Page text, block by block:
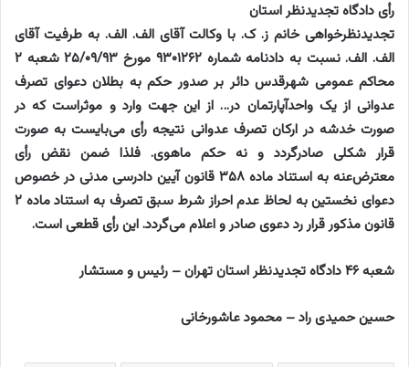
رأی دادگاه تجدیدنظر استان
تجدیدنظرخواهی خانم ز. ک. با وکالت آقای الف. الف. به طرفیت آقای
الف. الف. نسبت به دادنامه شماره ۹۳۰۱۲۶۲ مورخ ۲۵/۰۹/۹۳ شعبه ۲
محاکم عمومی شهرقدس دائر بر صدور حکم به بطلان دعوای تصرف
عدوانی از یک واحدآپارتمان در… از این جهت وارد و موثراست که در
صورت خدشه در ارکان تصرف عدوانی نتیجه رأی می‌بایست به صورت
قرار شکلی صادرگردد و نه حکم ماهوی. فلذا ضمن نقض رأی
معترض‌عنه به استناد ماده ۳۵۸ قانون آیین دادرسی مدنی در خصوص
دعوای نخستین به لحاظ عدم احراز شرط سبق تصرف به استناد ماده ۲
قانون مذکور قرار رد دعوی صادر و اعلام می‌گردد. این رأی قطعی است.
شعبه ۴۶ دادگاه تجدیدنظر استان تهران – رئیس و مستشار
حسین حمیدی راد – محمود عاشورخانی